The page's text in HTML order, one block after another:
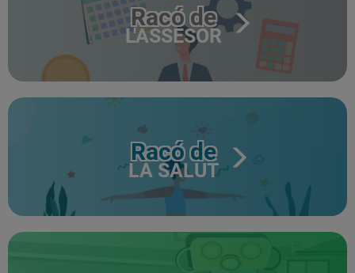
Racó de
L'ASSESOR
Racó de
LA SALUT